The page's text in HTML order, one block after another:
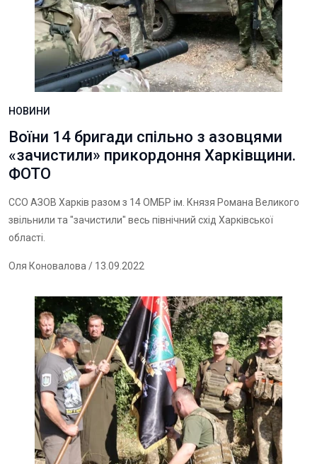
НОВИНИ
Воїни 14 бригади спільно з азовцями
«зачистили» прикордоння Харківщини.
ФОТО
ССО АЗОВ Харків разом з 14 ОМБР ім. Князя Романа Великого
звільнили та "зачистили" весь північний схід Харківської
області.
Оля Коновалова / 13.09.2022